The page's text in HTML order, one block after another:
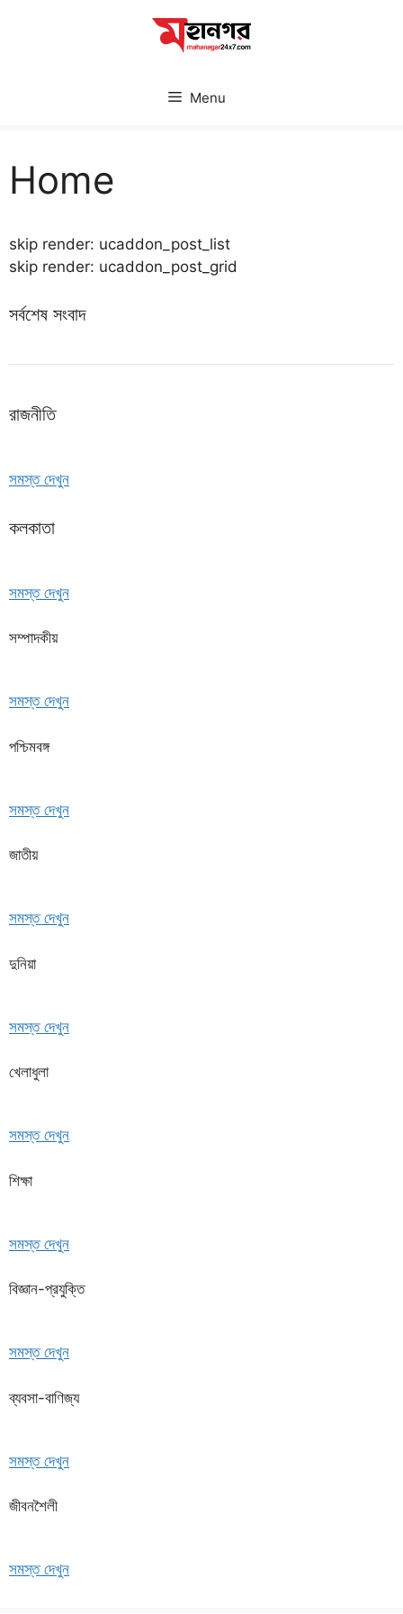
Menu
Home
skip render: ucaddon_post_list
skip render: ucaddon_post_grid
সর্বশেষ সংবাদ
রাজনীতি
সমস্ত দেখুন
কলকাতা
সমস্ত দেখুন
সম্পাদকীয়
সমস্ত দেখুন
পশ্চিমবঙ্গ
সমস্ত দেখুন
জাতীয়
সমস্ত দেখুন
দুনিয়া
সমস্ত দেখুন
খেলাধুলা
সমস্ত দেখুন
শিক্ষা
সমস্ত দেখুন
বিজ্ঞান-প্রযুক্তি
সমস্ত দেখুন
ব্যবসা-বাণিজ্য
সমস্ত দেখুন
জীবনশৈলী
সমস্ত দেখুন